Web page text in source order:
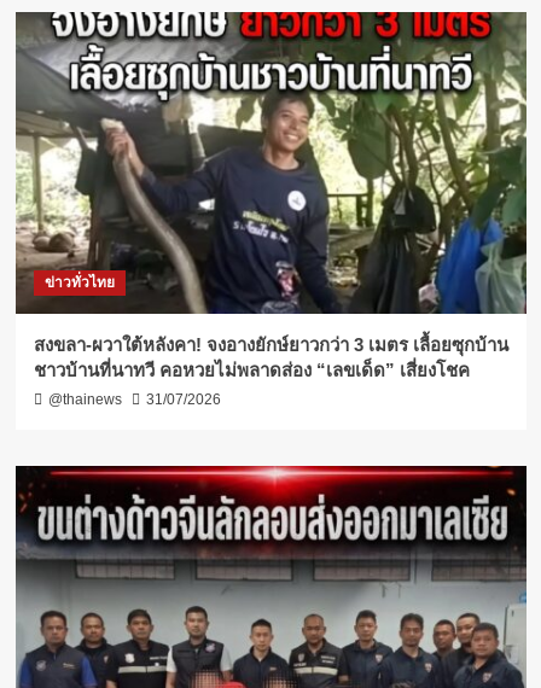
ข่าวทั่วไทย
สงขลา-ผวาใต้หลังคา! จงอางยักษ์ยาวกว่า 3 เมตร เลื้อยซุกบ้าน
ชาวบ้านที่นาทวี คอหวยไม่พลาดส่อง “เลขเด็ด” เสี่ยงโชค
@thainews 31/07/2026